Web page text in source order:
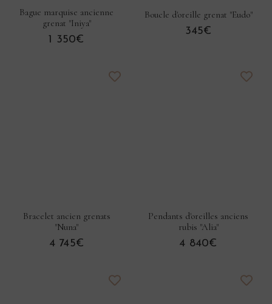
Bague marquise ancienne
grenat "Iniya"
1 350€
Boucle d'oreille grenat "Eudo"
345€
Bracelet ancien grenats
"Nuna"
4 745€
Pendants d'oreilles anciens
rubis "Alia"
4 840€